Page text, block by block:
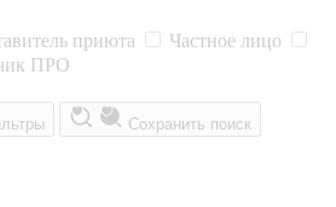
приюта
Частное лицо
ПРО
Сохранить поиск